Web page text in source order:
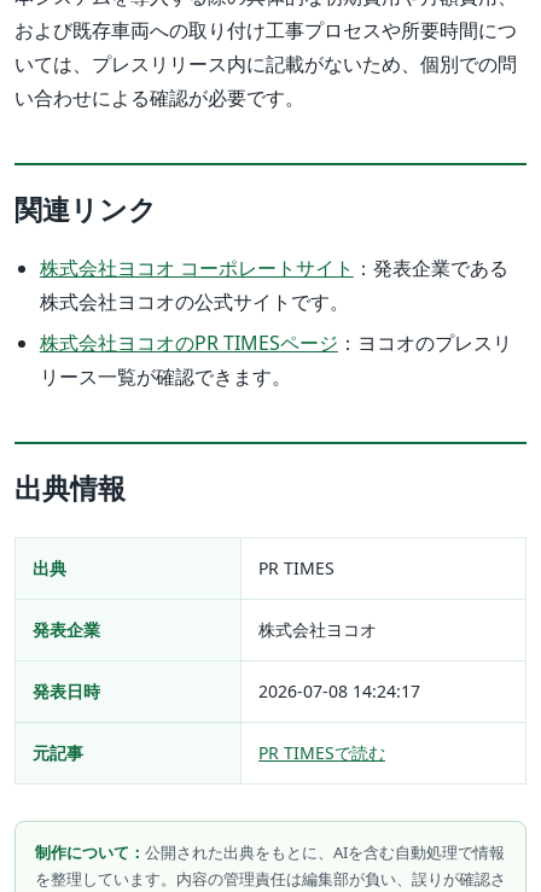
および既存車両への取り付け工事プロセスや所要時間につ
いては、プレスリリース内に記載がないため、個別での問
い合わせによる確認が必要です。
関連リンク
株式会社ヨコオ コーポレートサイト ：発表企業である
株式会社ヨコオの公式サイトです。
株式会社ヨコオのPR TIMESページ ：ヨコオのプレスリ
リース一覧が確認できます。
出典情報
出典 PR TIMES
発表企業 株式会社ヨコオ
発表日時 2026-07-08 14:24:17
元記事 PR TIMESで読む
制作について： 公開された出典をもとに、AIを含む自動処理で情報
を整理しています。内容の管理責任は編集部が負い、誤りが確認さ